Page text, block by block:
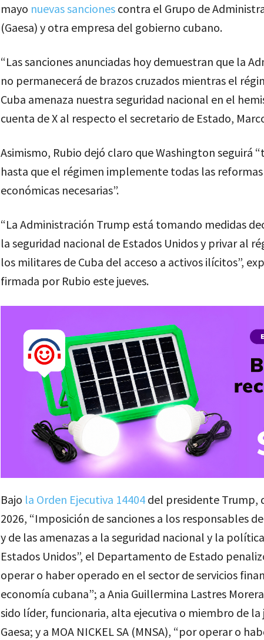
mayo nuevas sancionescontra el Grupo de
(Gaesa) y otra empresa del gobierno cubano.
“Las sanciones anunciadas hoy demuestran que la
no permanecerá de brazos cruzados mientras el
Cuba amenaza nuestra seguridad nacional en el
cuenta de X al respecto el secretario de Estado,
Asimismo, Rubio dejó claro que Washington seguirá
hasta que el régimen implemente todas las
económicas necesarias”.
“La Administración Trump está tomando medidas
la seguridad nacional de Estados Unidos y privar al
los militares de Cuba del acceso a activos ilícitos”,
firmada por Rubio este jueves.
Bajo la Orden Ejecutiva 14404del presidente Trump,
2026, “Imposición de sanciones a los responsables
y de las amenazas a la seguridad nacional y la
Estados Unidos”, el Departamento de Estado
operar o haber operado en el sector de servicios
economía cubana”; a Ania Guillermina Lastres
sido líder, funcionaria, alta ejecutiva o miembro de
Gaesa; y a MOA NICKEL SA (MNSA), “por operar o